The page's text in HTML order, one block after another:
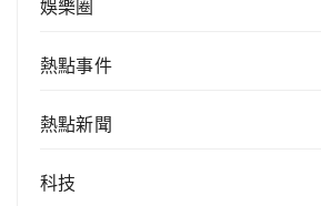
娛樂圈
熱點事件
熱點新聞
科技